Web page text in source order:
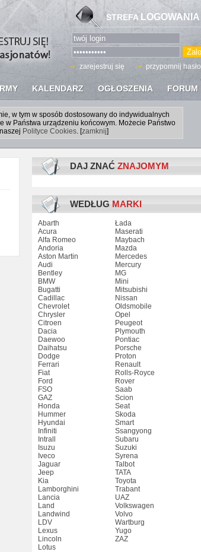
KALENDARZ OGŁOSZENIA FORUM
STREFA LOGOWANIA
zarejestruj się przypomnij hasło
w tym w sposób dostosowany do indywidualnych
w Państwa urządzeniu końcowym. Możecie Państwo
Polityce Cookies. [zamknij]
DAJ ZNAĆ ZNAJOMYM
WEDŁUG MARKI
Abarth
Acura
Alfa Romeo
Andoria
Aston Martin
Audi
Bentley
BMW
Bugatti
Cadillac
Chevrolet
Chrysler
Citroen
Dacia
Daewoo
Daihatsu
Dodge
Ferrari
Fiat
Ford
FSO
GAZ
Honda
Hummer
Hyundai
Infiniti
Intrall
Isuzu
Iveco
Jaguar
Jeep
Kia
Lamborghini
Lancia
Land
Landwind
LDV
Lexus
Lincoln
Lotus
Łada
Maserati
Maybach
Mazda
Mercedes
Mercury
MG
Mini
Mitsubishi
Nissan
Oldsmobile
Opel
Peugeot
Plymouth
Pontiac
Porsche
Proton
Renault
Rolls-Royce
Rover
Saab
Scion
Seat
Skoda
Smart
Ssangyong
Subaru
Suzuki
Syrena
Talbot
TATA
Toyota
Trabant
UAZ
Volkswagen
Volvo
Wartburg
Yugo
ZAZ